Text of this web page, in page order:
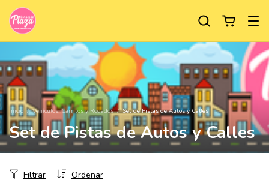
Inicio / Vehículos, Carritos y Rodados / Set de Pistas de Autos y Calles
Set de Pistas de Autos y Calles
Ordenar
Filtrar